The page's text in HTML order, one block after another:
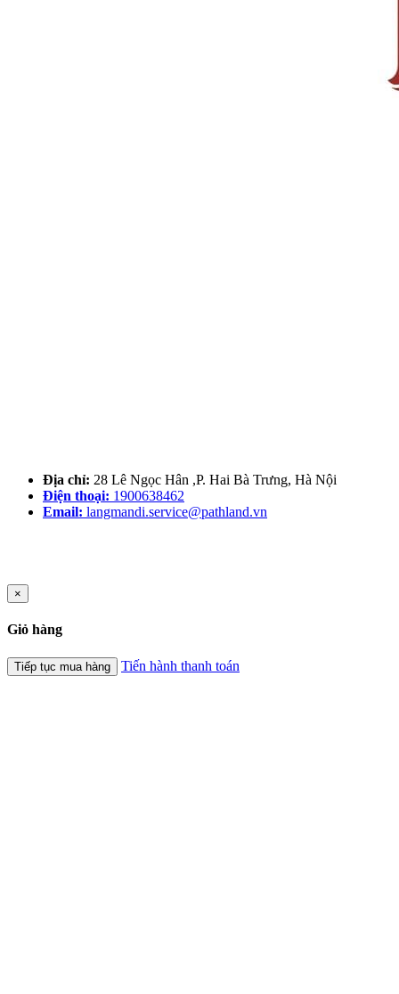
Địa chỉ: 28 Lê Ngọc Hân ,P. Hai Bà Trưng, Hà Nội
Điện thoại: 1900638462
Email: langmandi.service@pathland.vn
×
Giỏ hàng
Tiếp tục mua hàng Tiến hành thanh toán